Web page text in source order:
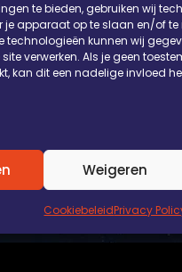
te bieden, gebruiken wij
je apparaat op te slaan en/of te
technologieën kunnen wij
site verwerken. Als je geen
kan dit een nadelige invloed
Weigeren
CookiebeleidPrivacy
Afspraak